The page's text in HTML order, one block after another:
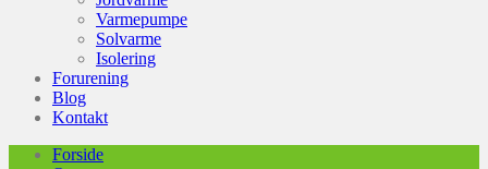
Varmepumpe
Solvarme
Isolering
Forurening
Blog
Kontakt
Forside